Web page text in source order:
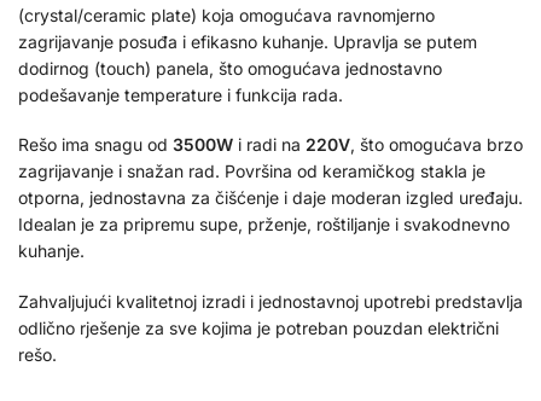
(crystal/ceramic plate) koja omogućava ravnomjerno
zagrijavanje posuđa i efikasno kuhanje. Upravlja se putem
dodirnog (touch) panela, što omogućava jednostavno
podešavanje temperature i funkcija rada.
Rešo ima snagu od 3500W i radi na 220V, što omogućava brzo
zagrijavanje i snažan rad. Površina od keramičkog stakla je
otporna, jednostavna za čišćenje i daje moderan izgled uređaju.
Idealan je za pripremu supe, prženje, roštiljanje i svakodnevno
kuhanje.
Zahvaljujući kvalitetnoj izradi i jednostavnoj upotrebi predstavlja
odlično rješenje za sve kojima je potreban pouzdan električni
rešo.